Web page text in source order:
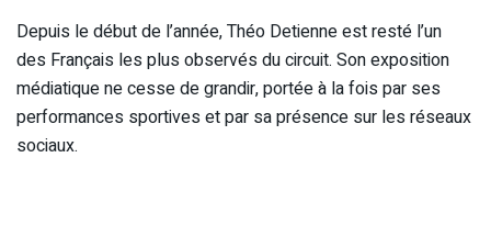
Depuis le début de l’année, Théo Detienne est resté l’un
des Français les plus observés du circuit. Son exposition
médiatique ne cesse de grandir, portée à la fois par ses
performances sportives et par sa présence sur les réseaux
sociaux.